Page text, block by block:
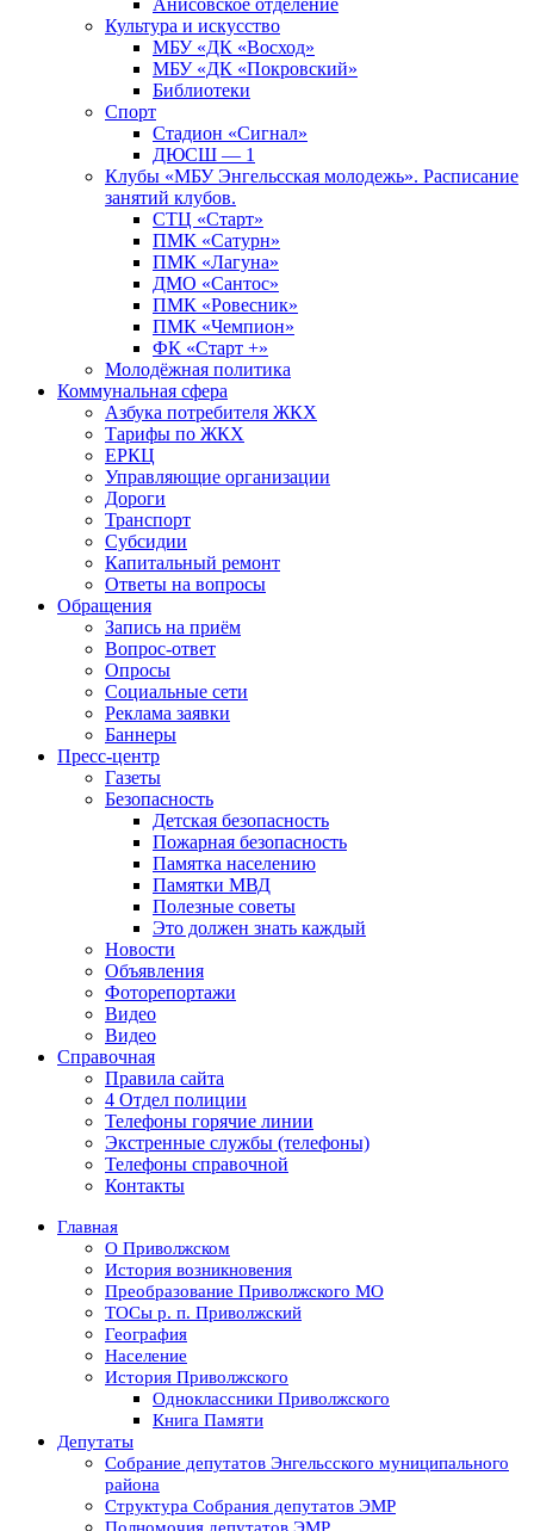
Анисовское отделение
Культура и искусство
МБУ «ДК «Восход»
МБУ «ДК «Покровский»
Библиотеки
Спорт
Стадион «Сигнал»
ДЮСШ — 1
Клубы «МБУ Энгельсская молодежь». Расписание
занятий клубов.
СТЦ «Старт»
ПМК «Сатурн»
ПМК «Лагуна»
ДМО «Сантос»
ПМК «Ровесник»
ПМК «Чемпион»
ФК «Старт +»
Молодёжная политика
Коммунальная сфера
Азбука потребителя ЖКХ
Тарифы по ЖКХ
ЕРКЦ
Управляющие организации
Дороги
Транспорт
Субсидии
Капитальный ремонт
Ответы на вопросы
Обращения
Запись на приём
Вопрос-ответ
Опросы
Социальные сети
Реклама заявки
Баннеры
Пресс-центр
Газеты
Безопасность
Детская безопасность
Пожарная безопасность
Памятка населению
Памятки МВД
Полезные советы
Это должен знать каждый
Новости
Объявления
Фоторепортажи
Видео
Видео
Справочная
Правила сайта
4 Отдел полиции
Телефоны горячие линии
Экстренные службы (телефоны)
Телефоны справочной
Контакты
Главная
О Приволжском
История возникновения
Преобразование Приволжского МО
ТОСы р. п. Приволжский
География
Население
История Приволжского
Одноклассники Приволжского
Книга Памяти
Депутаты
Собрание депутатов Энгельсского муниципального
района
Структура Собрания депутатов ЭМР